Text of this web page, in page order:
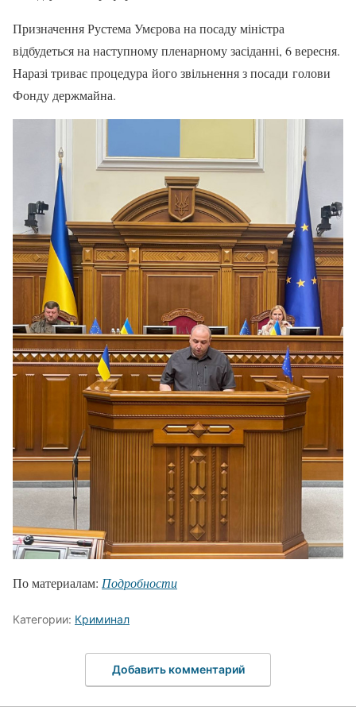
Призначення Рустема Умєрова на посаду міністра
відбудеться на наступному пленарному засіданні, 6 вересня.
Наразі триває процедура його звільнення з посади голови
Фонду держмайна.
По материалам: Подробности
Категории: Криминал
Добавить комментарий